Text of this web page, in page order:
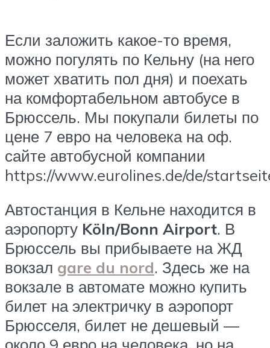
Если заложить какое-то время,
можно погулять по Кельну (на него
может хватить пол дня) и поехать
на комфортабельном автобусе в
Брюссель. Мы покупали билеты по
цене 7 евро на человека на оф.
сайте автобусной компании
https://www.eurolines.de/de/
Автостанция в Кельне находится в
аэропорту Köln/Bonn Airport. В
Брюссель вы прибываете на ЖД
вокзал gare du nord. Здесь же на
вокзале в автомате можно купить
билет на электричку в аэропорт
Брюсселя, билет не дешевый —